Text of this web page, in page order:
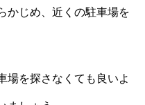
かじめ、近くの駐車場を
場を探さなくても良いよ